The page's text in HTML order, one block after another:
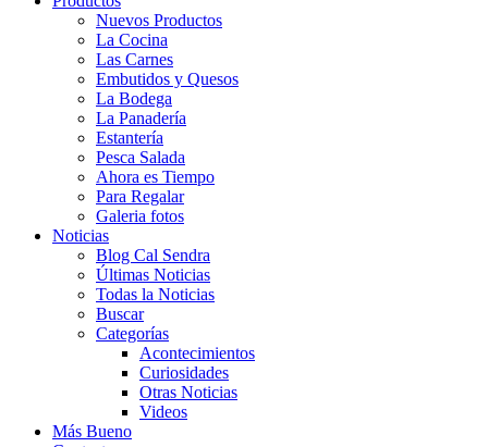
Nuevos Productos
La Cocina
Las Carnes
Embutidos y Quesos
La Bodega
La Panadería
Estantería
Pesca Salada
Ahora es Tiempo
Para Regalar
Galeria fotos
Noticias
Blog Cal Sendra
Últimas Noticias
Todas la Noticias
Buscar
Categorías
Acontecimientos
Curiosidades
Otras Noticias
Videos
Más Bueno